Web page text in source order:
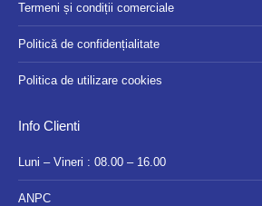
Termeni și condiții comerciale
Politică de confidențialitate
Politica de utilizare cookies
Info Clienti
Luni – Vineri : 08.00 – 16.00
ANPC